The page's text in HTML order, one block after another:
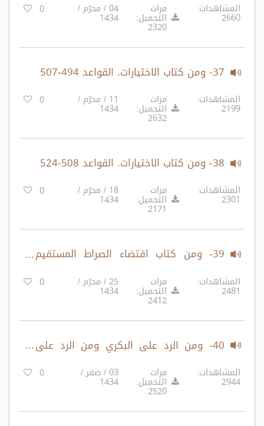
المشاهدات:
2660
مرات
التحميل:
2320
04 / محرّم /
1434
0
37- ومن كتاب الاختيارات. القواعد 494-507‏
المشاهدات:
2199
مرات
التحميل:
2632
11 / محرّم /
1434
0
38- ومن كتاب الاختيارات. القواعد 508-524‏
المشاهدات:
2301
مرات
التحميل:
2171
18 / محرّم /
1434
0
39- ومن كتاب اقتضاء الصراط المستقيم
ومن الرد على البكري. القواعد 525-535‏
المشاهدات:
2481
مرات
التحميل:
2412
25 / محرّم /
1434
0
40- ومن الرد على البكري ومن الرد على
الأخنائي ومن الرد على أهل المنطق.
القواعد 536-548‏
المشاهدات:
2944
مرات
التحميل:
2520
03 / صفر /
1434
0